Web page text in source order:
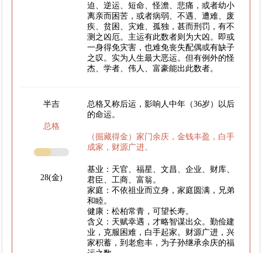
迫、逆运、短命、怪澹、悲痛，或者幼小
离亲而困苦，或者病弱、不遇、遭难、废
疾、贫困、灾难、孤独，甚而刑罚，有不
测之凶厄。主运有此数者则为大凶。即或
一身得免灾害，也难免丧失配偶或有缺子
之叹。实为人生最大恶运。但有例外的怪
杰、学者、伟人、富豪能出此数者。
半吉
总格
28(金)
总格又称后运，影响人中年（36岁）以后
的命运。
（掘藏得金）家门余庆，金钱丰盈，白手
成家，财源广进。
基业：天官、福星、文昌、企业、财库、
君臣、工商、富翁。
家庭：不依祖业而立身，家庭圆满，兄弟
和睦。
健康：松柏常青，可望长寿。
含义：天赋幸遇，才略智谋出众。勤俭建
业，克服困难，白手起家。财源广进，兴
家积蓄，到老愈丰，为子孙继承余庆的福